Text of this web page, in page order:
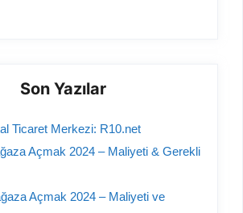
Son Yazılar
Ticaret Merkezi: R10.net
Açmak 2024 – Maliyeti & Gerekli
Açmak 2024 – Maliyeti ve